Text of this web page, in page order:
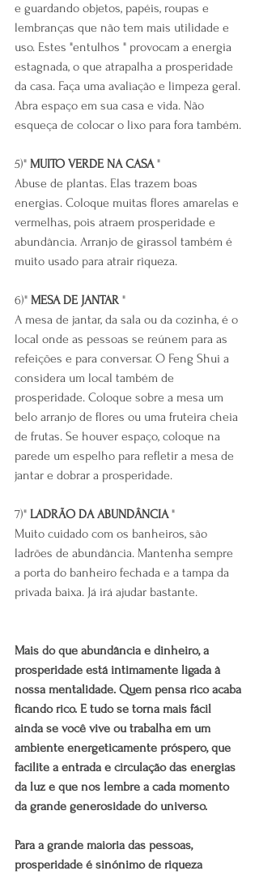
e guardando objetos, papéis, roupas e
lembranças que não tem mais utilidade e
uso. Estes "entulhos " provocam a energia
estagnada, o que atrapalha a prosperidade
da casa. Faça uma avaliação e limpeza geral.
Abra espaço em sua casa e vida. Não
esqueça de colocar o lixo para fora também.
5)" MUITO VERDE NA CASA "
Abuse de plantas. Elas trazem boas
energias. Coloque muitas flores amarelas e
vermelhas, pois atraem prosperidade e
abundância. Arranjo de girassol também é
muito usado para atrair riqueza.
6)" MESA DE JANTAR "
A mesa de jantar, da sala ou da cozinha, é o
local onde as pessoas se reúnem para as
refeições e para conversar. O Feng Shui a
considera um local também de
prosperidade. Coloque sobre a mesa um
belo arranjo de flores ou uma fruteira cheia
de frutas. Se houver espaço, coloque na
parede um espelho para refletir a mesa de
jantar e dobrar a prosperidade.
7)" LADRÃO DA ABUNDÂNCIA "
Muito cuidado com os banheiros, são
ladrões de abundância. Mantenha sempre
a porta do banheiro fechada e a tampa da
privada baixa. Já irá ajudar bastante.
Mais do que abundância e dinheiro, a
prosperidade está intimamente ligada à
nossa mentalidade. Quem pensa rico acaba
ficando rico. E tudo se torna mais fácil
ainda se você vive ou trabalha em um
ambiente energeticamente próspero, que
facilite a entrada e circulação das energias
da luz e que nos lembre a cada momento
da grande generosidade do universo.
Para a grande maioria das pessoas,
prosperidade é sinónimo de riqueza